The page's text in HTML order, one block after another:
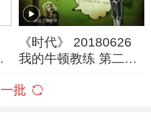
《时代》 20180626
我的牛顿教练 第二集
批